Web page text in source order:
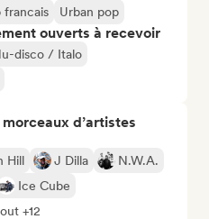
francais Urban pop
ouverts à recevoir
disco / Italo
d’artistes
Hill J Dilla
N.W.A.
Ice Cube
+12